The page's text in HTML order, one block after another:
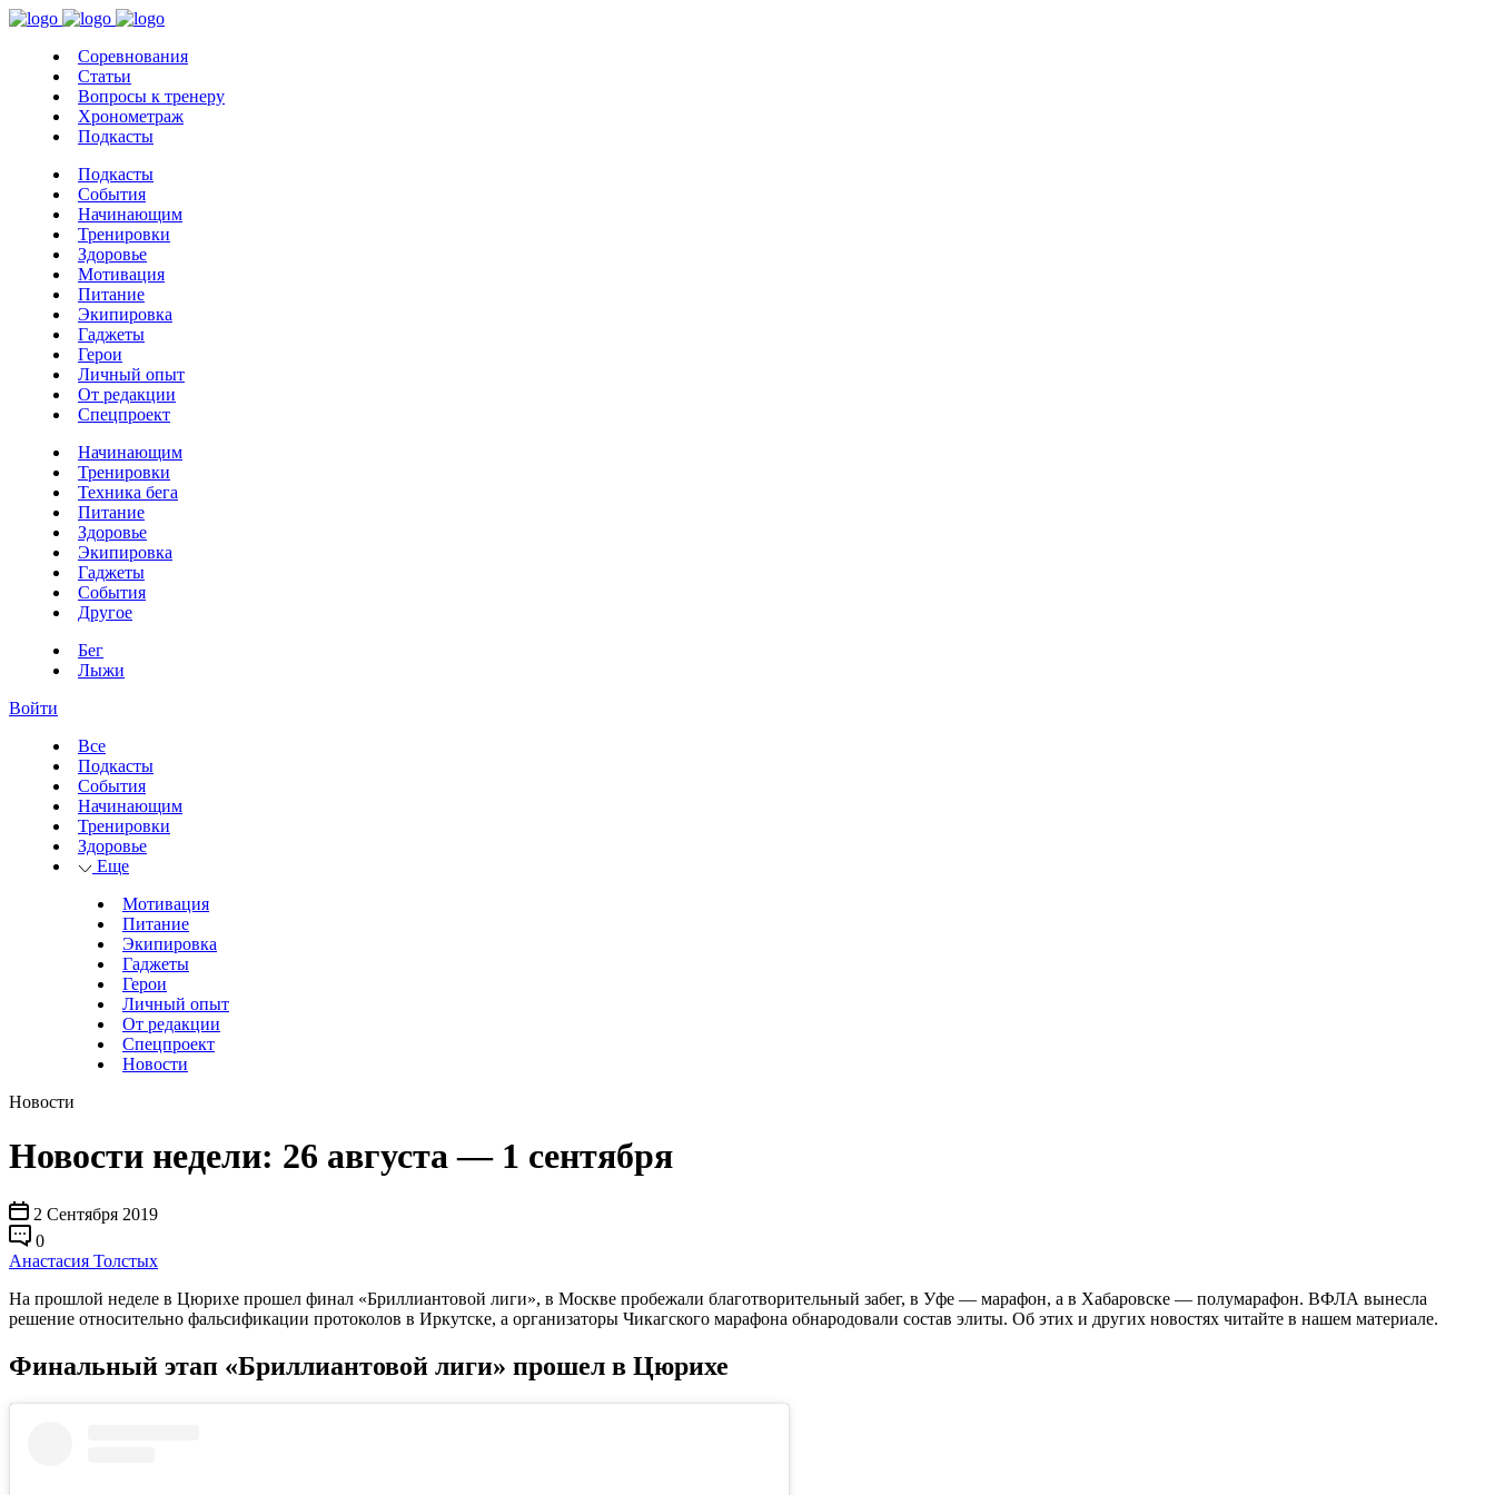
Соревнования
Статьи
Вопросы к тренеру
Хронометраж
Подкасты
Подкасты
События
Начинающим
Тренировки
Здоровье
Мотивация
Питание
Экипировка
Гаджеты
Герои
Личный опыт
От редакции
Спецпроект
Начинающим
Тренировки
Техника бега
Питание
Здоровье
Экипировка
Гаджеты
События
Другое
Бег
Лыжи
Войти
Все
Подкасты
События
Начинающим
Тренировки
Здоровье
Еще
Мотивация
Питание
Экипировка
Гаджеты
Герои
Личный опыт
От редакции
Спецпроект
Новости
Новости
Новости недели: 26 августа — 1 сентября
2 Сентября 2019
0
Анастасия Толстых
На прошлой неделе в Цюрихе прошел финал «Бриллиантовой лиги», в Москве пробежали благотворительный забег, в Уфе — марафон, а в Хабаровске — полумарафон. ВФЛА вынесла
решение относительно фальсификации протоколов в Иркутске, а организаторы Чикагского марафона обнародовали состав элиты. Об этих и других новостях читайте в нашем материале.
Финальный этап «Бриллиантовой лиги» прошел в Цюрихе